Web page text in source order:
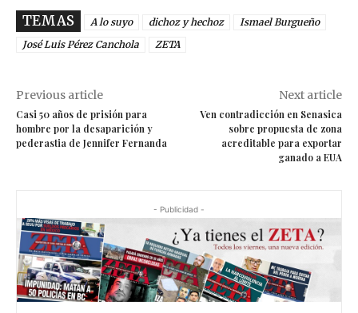
TEMAS A lo suyo dichoz y hechoz
Ismael Burgueño
José Luis Pérez Canchola
ZETA
Previous article
Casi 50 años de prisión para
hombre por la desaparición y
pederastia de Jennifer Fernanda
Next article
Ven contradicción en Senasica
sobre propuesta de zona
acreditable para exportar
ganado a EUA
- Publicidad -